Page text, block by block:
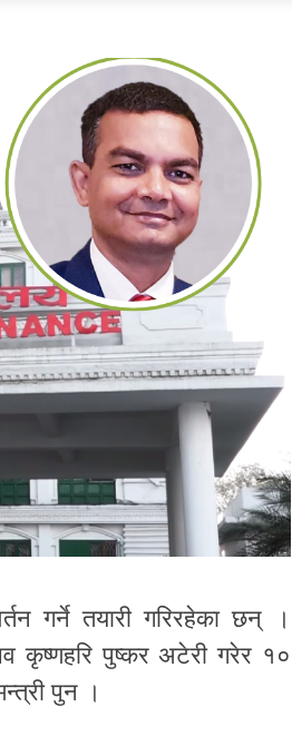
गर्ने तयारी गरिरहेका छन् ।
कृष्णहरि पुष्कर अटेरी गरेर १०
पुन ।